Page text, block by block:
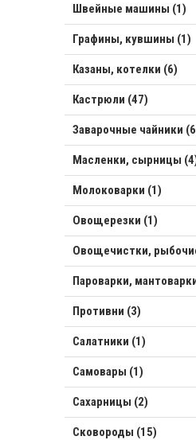
Швейные машины (1)
Графины, кувшины (1)
Казаны, котелки (6)
Кастрюли (47)
Заварочные чайники
Масленки, сырницы
Молоковарки (1)
Овощерезки (1)
Овощечистки,
Пароварки,
Противни (3)
Салатники (1)
Самовары (1)
Сахарницы (2)
Сковороды (15)